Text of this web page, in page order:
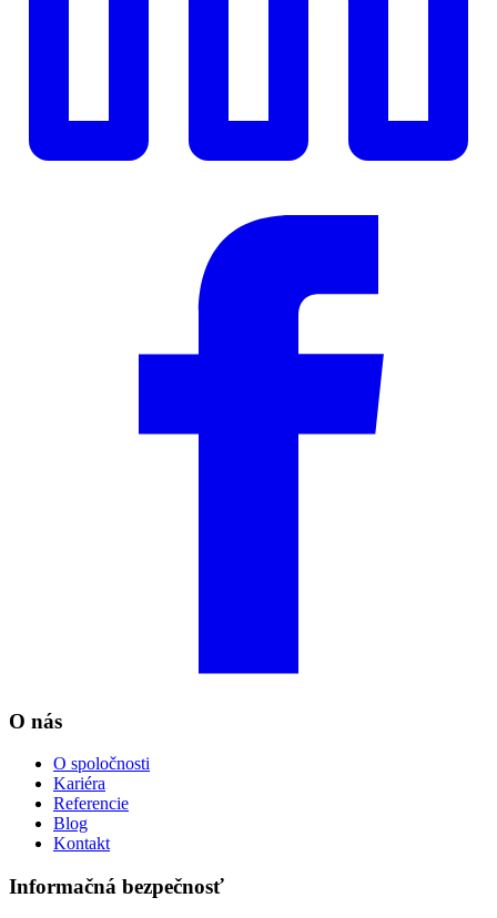
O nás
O spoločnosti
Kariéra
Referencie
Blog
Kontakt
Informačná bezpečnosť